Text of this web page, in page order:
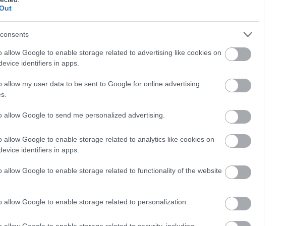
allow Google to enable storage related to advertising like cookies on
identifiers in apps.
allow my user data to be sent to Google for online advertising
allow Google to send me personalized advertising.
allow Google to enable storage related to analytics like cookies on
identifiers in apps.
allow Google to enable storage related to functionality of the website
allow Google to enable storage related to personalization.
φωτιά στην Εύβοια
γίνει σήμερα πανηγύρι
μια ολόκληρη περιοχή της Εύβοιας
«Βόμβα» στην
Εύβοια διαλύθηκε
ποδοσφαιρική
ομάδα
06.08.2026 | 11:45